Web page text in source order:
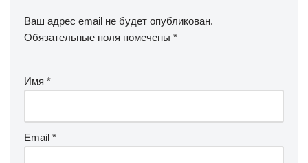
Ваш адрес email не будет опубликован.
Обязательные поля помечены *
Имя *
Email *